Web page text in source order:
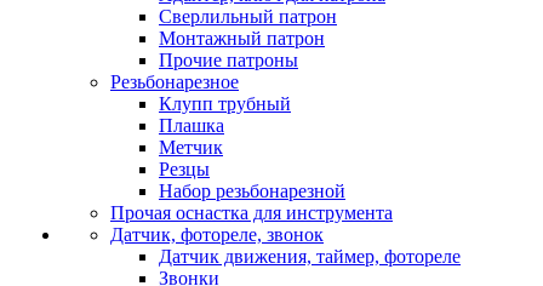
Сверлильный патрон
Монтажный патрон
Прочие патроны
Резьбонарезное
Клупп трубный
Плашка
Метчик
Резцы
Набор резьбонарезной
Прочая оснастка для инструмента
Датчик, фотореле, звонок
Датчик движения, таймер, фотореле
Звонки